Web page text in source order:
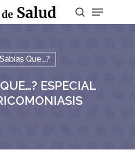
para buscar o ESC para
Que...?
ESPECIAL